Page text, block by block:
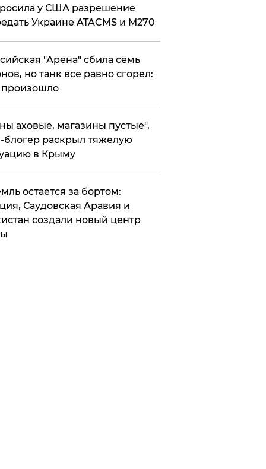
у США разрешение
Украине ATACMS и M270
"Арена" сбила семь
но танк все равно сгорел:
произошло
аховые, магазины пустые",
раскрыл тяжелую
в Крыму
остается за бортом:
Саудовская Аравия и
создали новый центр